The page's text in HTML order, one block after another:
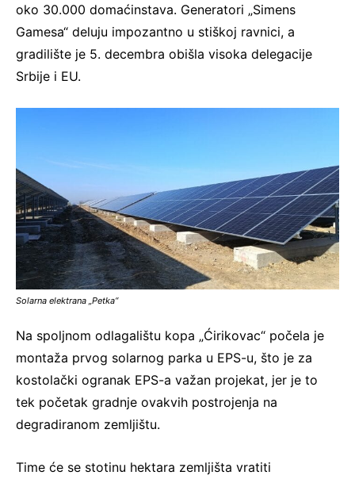
oko 30.000 domaćinstava. Generatori „Simens
Gamesa“ deluju impozantno u stiškoj ravnici, a
gradilište je 5. decembra obišla visoka delegacije
Srbije i EU.
Solarna elektrana „Petka“
Na spoljnom odlagalištu kopa „Ćirikovac“ počela je
montaža prvog solarnog parka u EPS-u, što je za
kostolački ogranak EPS-a važan projekat, jer je to
tek početak gradnje ovakvih postrojenja na
degradiranom zemljištu.
Time će se stotinu hektara zemljišta vratiti